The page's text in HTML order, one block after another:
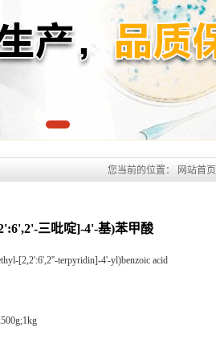
您当前的位置： 网站首页
三吡啶]-4'-基)苯甲酸
[2,2':6',2''-terpyridin]-4'-yl)benzoic acid